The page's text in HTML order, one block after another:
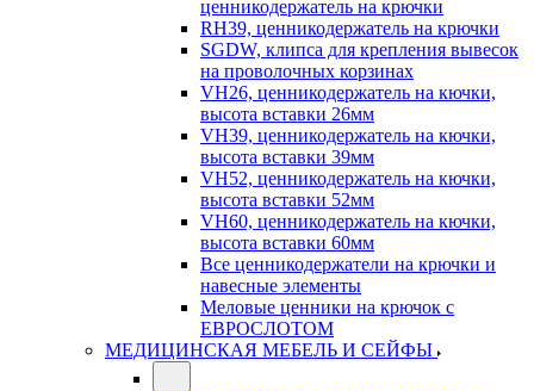
ценникодержатель на крючки
RH39, ценникодержатель на крючки
SGDW, клипса для крепления вывесок
на проволочных корзинах
VH26, ценникодержатель на кючки,
высота вставки 26мм
VH39, ценникодержатель на кючки,
высота вставки 39мм
VH52, ценникодержатель на кючки,
высота вставки 52мм
VH60, ценникодержатель на кючки,
высота вставки 60мм
Все ценникодержатели на крючки и
навесные элементы
Меловые ценники на крючок с
ЕВРОСЛОТОМ
МЕДИЦИНСКАЯ МЕБЕЛЬ И СЕЙФЫ